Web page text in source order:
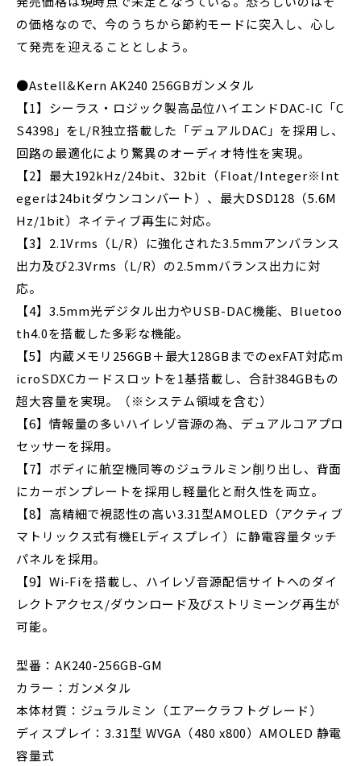
の価格なので、今のうちから節約モードに突入し、心し
て発売を迎えることとしよう。
●Astell&Kern AK240 256GBガンメタル
【1】シーラス・ロジック製高品位ハイエンドDAC-IC「C
S4398」をL/R独立搭載した「デュアルDAC」を採用し、
回路の最適化により驚異のオーディオ特性を実現。
【2】最大192kHz/24bit、32bit（Float/Integer※Int
egerは24bitダウンコンバート）、最大DSD128（5.6M
Hz/1bit）ネイティブ再生に対応。
【3】2.1Vrms（L/R）に強化された3.5mmアンバランス
出力及び2.3Vrms（L/R）の2.5mmバランス出力に対
応。
【4】3.5mm光デジタル出力やUSB-DAC機能、Bluetoo
th4.0を搭載した多彩な機能。
【5】内蔵メモリ256GB＋最大128GBまでのexFAT対応m
icroSDXCカードスロットを1基搭載し、合計384GBもの
超大容量を実現。（※システム領域を含む）
【6】情報量の多いハイレゾ音源の為、デュアルコアプロ
セッサーを採用。
【7】ボディに航空機同等のジュラルミン削り出し、背面
にカーボンプレートを採用し軽量化と耐久性を両立。
【8】高精細で視認性の高い3.31型AMOLED（アクティブ
マトリックス式有機ELディスプレイ）に静電容量タッチ
パネルを採用。
【9】Wi-Fiを搭載し、ハイレゾ音源配信サイトへのダイ
レクトアクセス/ダウンロード及びストリミーング再生が
可能。
型番：AK240-256GB-GM
カラー：ガンメタル
本体材質：ジュラルミン（エアークラフトグレード）
ディスプレイ：3.31型 WVGA（480 x800）AMOLED 静電
容量式